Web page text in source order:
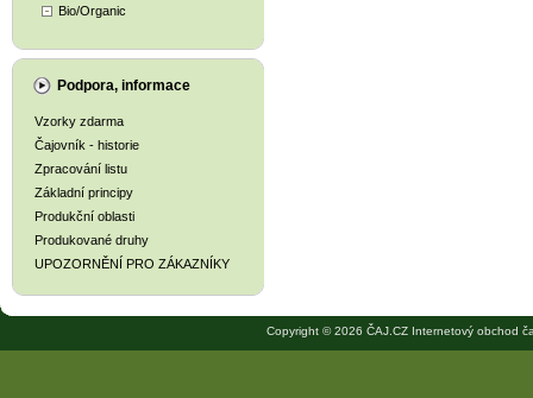
Bio/Organic
Podpora, informace
Vzorky zdarma
Čajovník - historie
Zpracování listu
Základní principy
Produkční oblasti
Produkované druhy
UPOZORNĚNÍ PRO ZÁKAZNÍKY
Copyright © 2026 ČAJ.CZ Internetový obchod